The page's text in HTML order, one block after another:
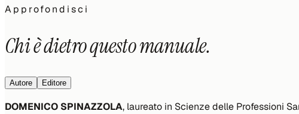
Approfondisci
Chi è dietro questo manuale.
Autore Editore
DOMENICO SPINAZZOLA, laureato in Scienze delle Professioni